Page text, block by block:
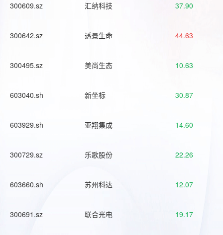
300609.sz 汇纳科技 37.90
300642.sz 透景生命 44.63
300495.sz 美尚生态 10.63
603040.sh 新坐标 30.87
603929.sh 亚翔集成 14.60
300729.sz 乐歌股份 22.26
603660.sh 苏州科达 12.07
300691.sz 联合光电 19.17